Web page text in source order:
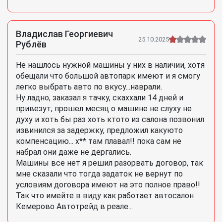
Владислав Георгиевич
Рублёв
25.10.2025
Не нашлось нужной машины у них в наличии, хотя
обещали что большой автопарк имеют и я смогу
легко выбрать авто по вкусу...наврали.
Ну ладно, заказал я тачку, скаххали 14 дней и
привезут, прошел месяц о машине не слуху не
духу и хоть бы раз хоть ктото из салона позвонил
извинился за задержку, предложил какуюто
компенсацию... х** там плавал!! пока сам не
набрал они даже не дергались.
Машины все нет я решил разорвать договор, так
мне сказали что тогда задаток не вернут по
условиям договора имеют на это полное право!!
Так что имейте в виду как работает автосалон
Кемерово Автотрейд в реале...